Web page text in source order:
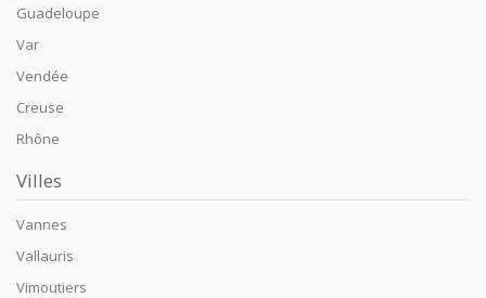
Guadeloupe
Var
Vendée
Creuse
Rhône
Villes
Vannes
Vallauris
Vimoutiers